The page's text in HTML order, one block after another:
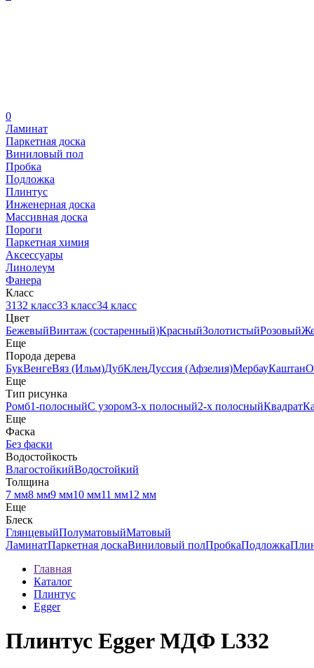
0
Ламинат
Паркетная доска
Виниловый пол
Пробка
Подложка
Плинтус
Инженерная доска
Массивная доска
Пороги
Паркетная химия
Аксессуары
Линолеум
Фанера
Класс
3132 класс33 класс34 класс
Цвет
БежевыйВинтаж (состаренный)КрасныйЗолотистыйРозовый
Еще
Порода дерева
БукВенгеВяз (Ильм)ДубКленДуссия (Афзелия)МербауКаштан
Еще
Тип рисунка
Ромб1-полосныйС узором3-х полосный2-х полосныйКвадрат
Еще
Фаска
Без фаски
Водостойкость
ВлагостойкийВодостойкий
Толщина
7 мм8 мм9 мм10 мм11 мм12 мм
Еще
Блеск
ГлянцевыйПолуматовыйМатовый
ЛаминатПаркетная доскаВиниловый полПробкаПодложка
Главная
Каталог
Плинтус
Egger
Плинтус Egger МДФ L332